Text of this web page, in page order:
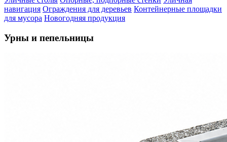
навигация Ограждения для деревьев Контейнерные площадки
для мусора Новогодняя продукция
Урны и пепельницы